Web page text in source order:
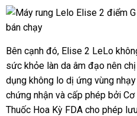
lẻ
chọn
miễn
phí
Bên cạnh đókho
hàng
, Elise 2 LeLo
sức khỏe làn da âm đạo nên
dụng không lo dị ứng vùng
chứng nhận danh
sách
và cấp phép ở
đâu
bởi Cơ
Thuốc Hoa Kỳ FDA cho phép